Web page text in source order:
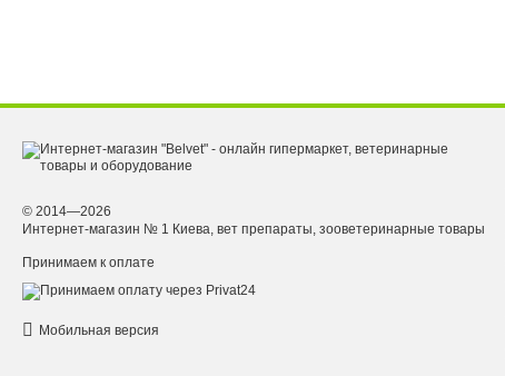
© 2014—2026
Интернет-магазин № 1 Киева, вет препараты, зооветеринарные товары
Принимаем к оплате
Мобильная версия